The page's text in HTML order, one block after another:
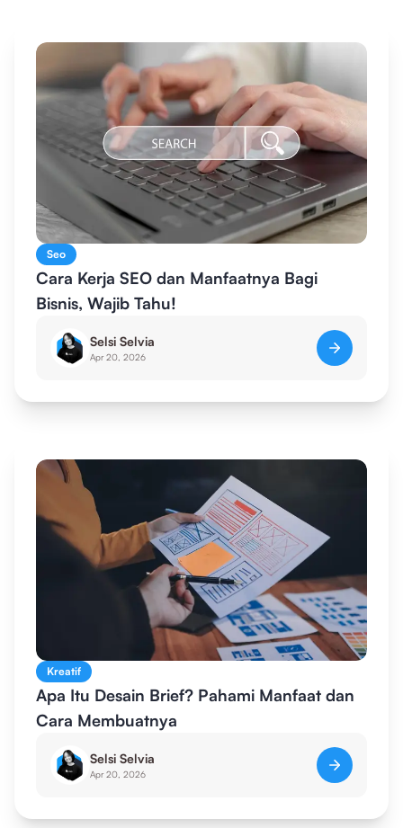
Seo
Cara Kerja SEO dan Manfaatnya Bagi
Bisnis, Wajib Tahu!
Selsi Selvia
Apr 20, 2026
Kreatif
Apa Itu Desain Brief? Pahami Manfaat dan
Cara Membuatnya
Selsi Selvia
Apr 20, 2026